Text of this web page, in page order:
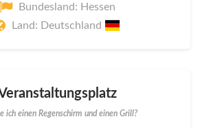
Bundesland: Hessen
Land: Deutschland
ich einen Regenschirm und einen Grill?